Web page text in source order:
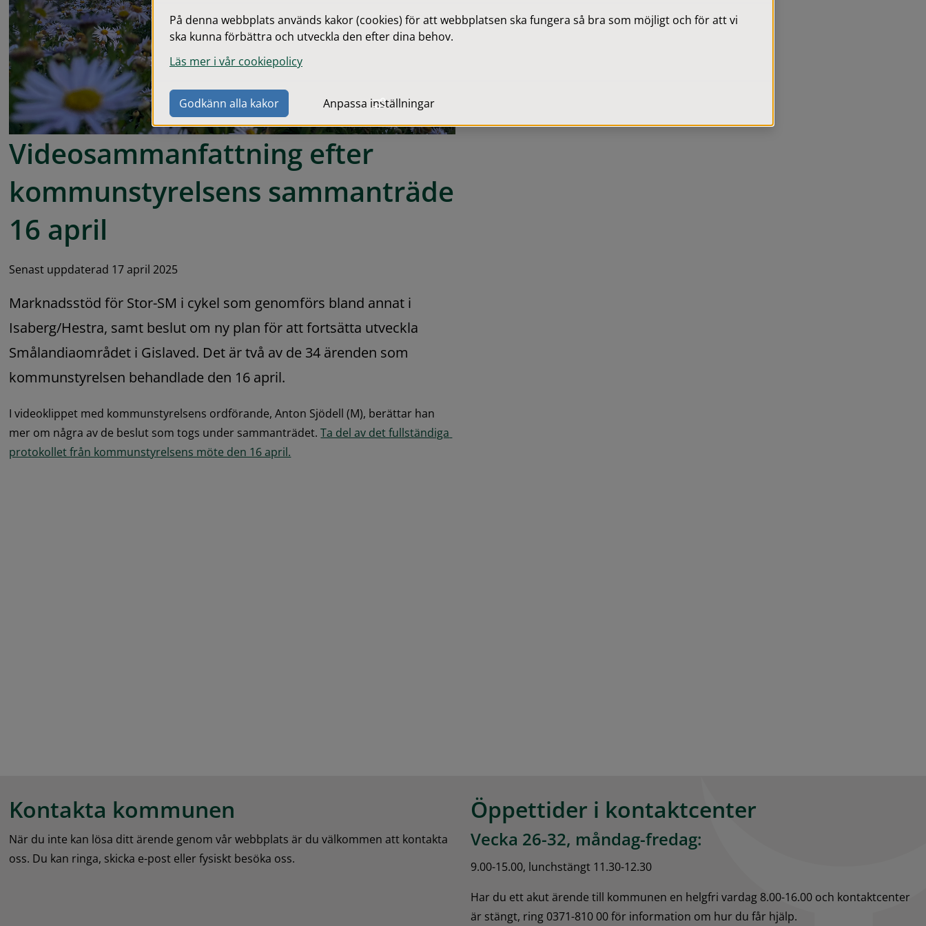
Videosammanfattning efter
kommunstyrelsens sammanträde
16 april
Senast uppdaterad 17 april 2025
Marknadsstöd för Stor-SM i cykel som genomförs bland annat i
Isaberg/Hestra, samt beslut om ny plan för att fortsätta utveckla
Smålandiaområdet i Gislaved. Det är två av de 34 ärenden som
kommunstyrelsen behandlade den 16 april.
I videoklippet med kommunstyrelsens ordförande, Anton Sjödell (M), berättar han
mer om några av de beslut som togs under sammanträdet. Ta del av det fullständiga
protokollet från kommunstyrelsens möte den 16 april.
Kontakta kommunen
När du inte kan lösa ditt ärende genom vår webbplats är du välkommen att kontakta
oss. Du kan ringa, skicka e-post eller fysiskt besöka oss.
Öppettider i kontaktcenter
Vecka 26-32, måndag-fredag:
9.00-15.00, lunchstängt 11.30-12.30
Har du ett akut ärende till kommunen en helgfri vardag 8.00-16.00 och kontaktcenter
är stängt, ring 0371-810 00 för information om hur du får hjälp.
På denna webbplats används kakor (cookies) för att webbplatsen ska fungera så bra som möjligt och för att vi
ska kunna förbättra och utveckla den efter dina behov.
Läs mer i vår cookiepolicy
Godkänn alla kakor Anpassa inställningar